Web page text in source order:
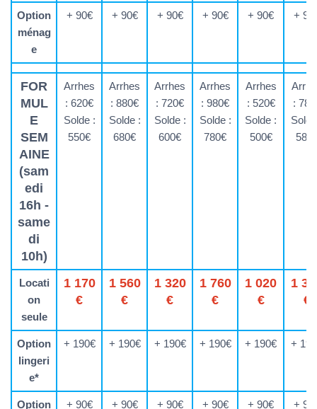
Option
ménag
e
+ 90€ + 90€ + 90€ + 90€ + 90€ +
FOR
MUL
E
SEM
AINE
(sam
edi
16h -
same
di
10h)
Arrhes
: 620€
Solde :
550€
Arrhes
: 880€
Solde :
680€
Arrhes
: 720€
Solde :
600€
Arrhes
: 980€
Solde :
780€
Arrhes
: 520€
Solde :
500€
:
Locati
on
seule
1 170
€
1 560
€
1 320
€
1 760
€
1 020
€
1
€
Option
lingeri
e*
+ 190€ + 190€ + 190€ + 190€ + 190€ +
Option + 90€ + 90€ + 90€ + 90€ + 90€ +